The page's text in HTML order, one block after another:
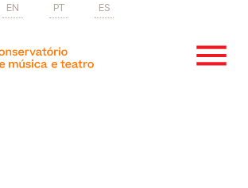
EN PT ES